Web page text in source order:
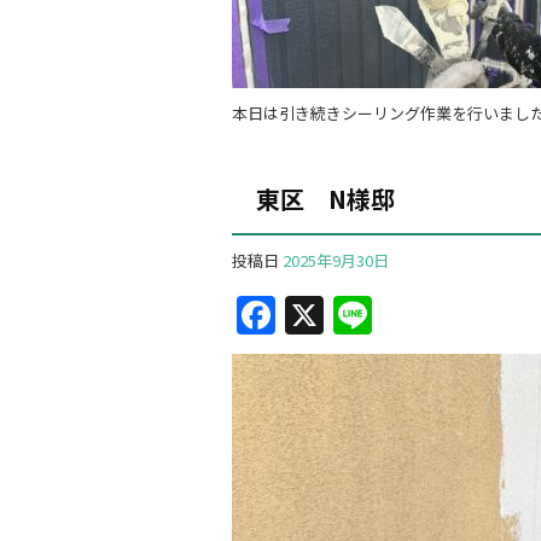
本日は引き続きシーリング作業を行いまし
東区 N様邸
投稿日 2025年9月30日
F
a
c
e
b
o
X
n
e